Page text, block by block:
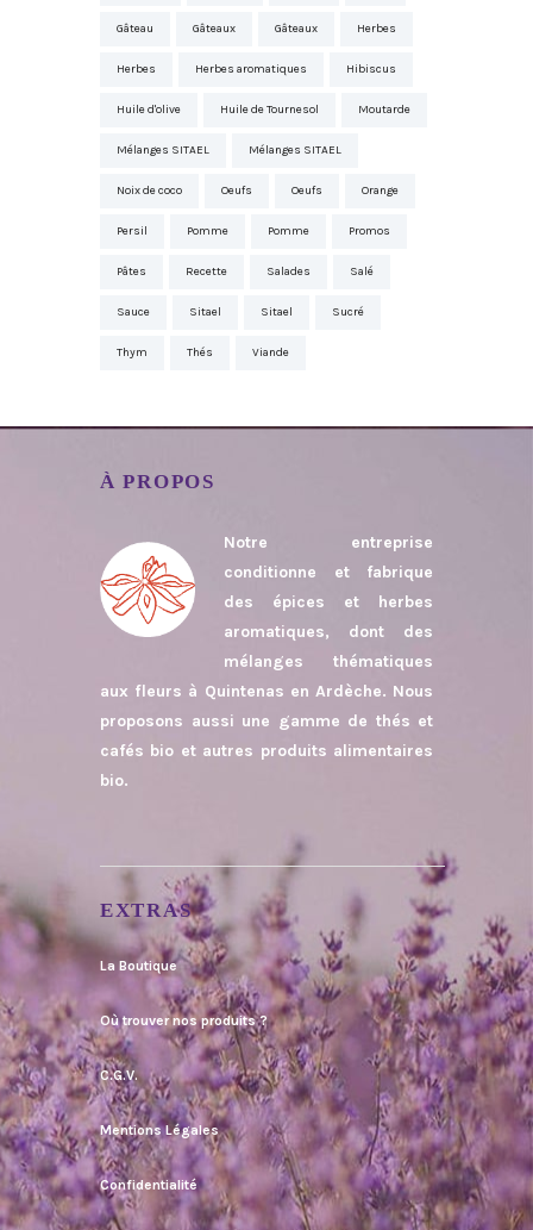
Gâteau Gâteaux Gâteaux Herbes
Herbes Herbes aromatiques Hibiscus
Huile d'olive Huile de Tournesol Moutarde
Mélanges SITAEL Mélanges SITAEL
Noix de coco Oeufs Oeufs Orange
Persil Pomme Pomme Promos
Pâtes Recette Salades Salé
Sauce Sitael Sitael Sucré
Thym Thés Viande
À PROPOS
Notre entreprise
conditionne et fabrique
des épices et herbes
aromatiques, dont des
mélanges thématiques
aux fleurs à Quintenas en Ardèche. Nous
proposons aussi une gamme de thés et
cafés bio et autres produits alimentaires
bio.
EXTRAS
La Boutique
Où trouver nos produits ?
C.G.V.
Mentions Légales
Confidentialité